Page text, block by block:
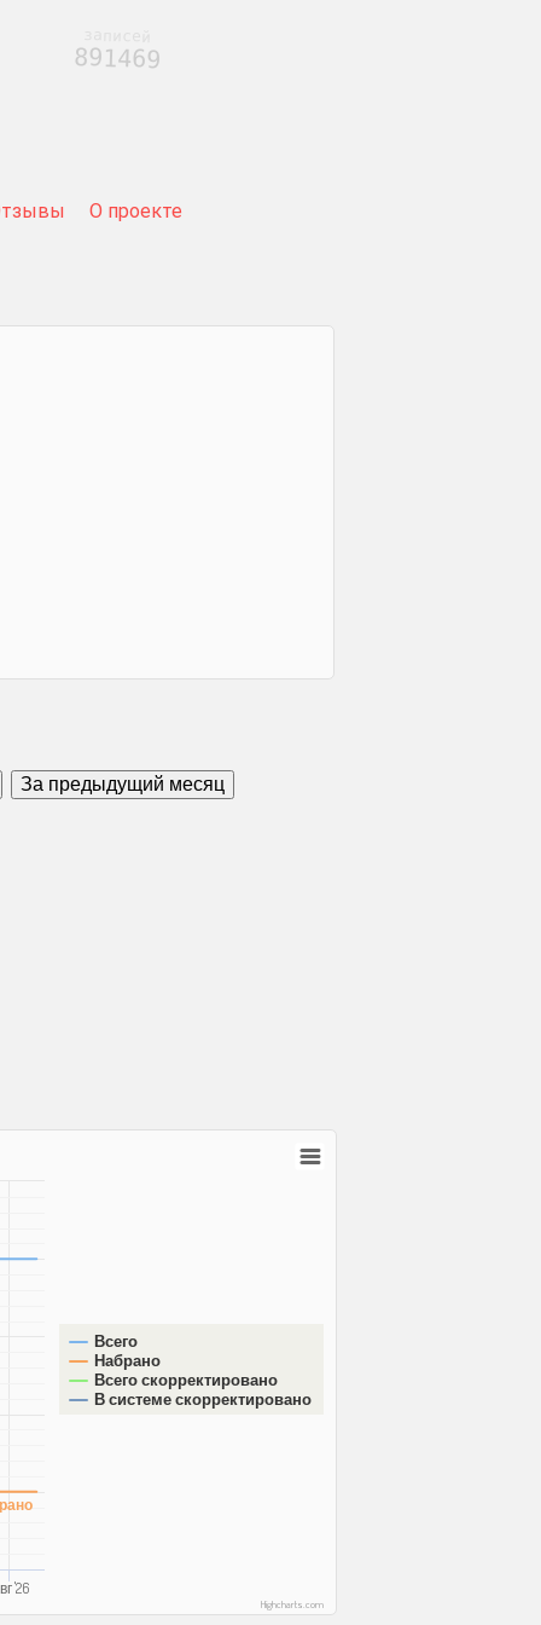
О проекте
Всего
Набрано
Всего скорректировано
В системе скорректировано
'26
Highcharts.com
891469